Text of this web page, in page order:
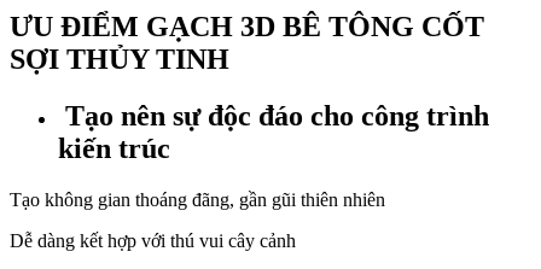
ƯU ĐIỂM GẠCH 3D BÊ TÔNG CỐT
SỢI THỦY TINH
Tạo nên sự độc đáo cho công trình
kiến trúc
Tạo không gian thoáng đãng, gần gũi thiên nhiên
Dễ dàng kết hợp với thú vui cây cảnh